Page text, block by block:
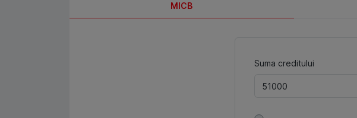
MICB
Suma creditului